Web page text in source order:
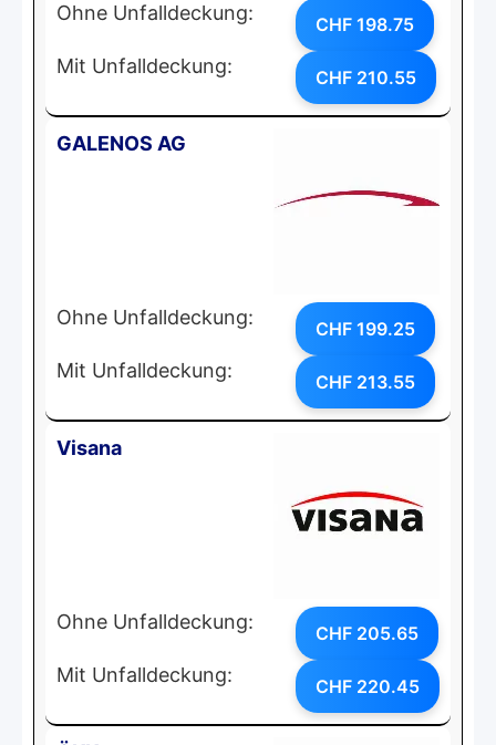
Ohne Unfalldeckung: CHF 198.75
Mit Unfalldeckung: CHF 210.55
GALENOS AG
Ohne Unfalldeckung: CHF 199.25
Mit Unfalldeckung: CHF 213.55
Visana
Ohne Unfalldeckung: CHF 205.65
Mit Unfalldeckung: CHF 220.45